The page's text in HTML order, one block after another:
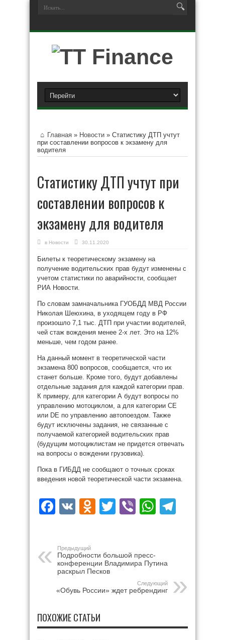
Главная » Новости » Статистику ДТП учтут
при составлении вопросов к экзамену для
водителя
Статистику ДТП учтут при
составлении вопросов к
экзамену для водителя
в Новости 30.11.2020
Билеты к теоретическому экзамену на
получение водительских прав будут изменены с
учетом статистики по аварийности, сообщает
РИА Новости.
По словам замначальника ГУОБДД МВД России
Николая Шеюхина, в уходящем году в РФ
произошло 7,1 тыс. ДТП при участии водителей,
чей стаж вождения менее 2-х лет. Это на 12%
меньше, чем годом ранее.
На данный момент в теоретической части
экзамена 800 вопросов, сообщается, что их
станет больше. Кроме того, будут добавлены
отдельные задания для каждой категории прав.
К примеру, для категории А будут вопросы по
управлению мотоциклом, а для категории CЕ
или DЕ по управлению автопоездом. Также
будут исключены задания, не связанные с
получаемой категорией водительских прав
(будущим мотоциклистам не придется отвечать
на вопросы о вождении грузовика).
Пока в ГИБДД не сообщают о точных сроках
введения новой теоретической части экзамена.
Facebook
VK Odnoklassniki
Twitter
Viber
Предыдущий
Подробности большой пресс-
конференции Владимира Путина
раскрыл Песков
Следующий
«Обувь России» ждет ребрендинг
ПОХОЖИЕ СТАТЬИ